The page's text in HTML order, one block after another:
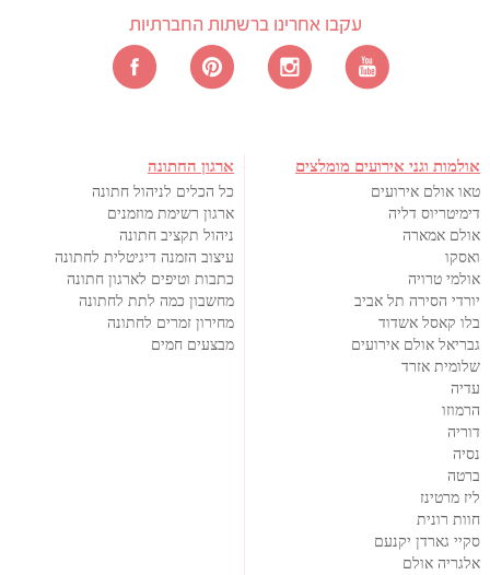
עקבו אחרינו ברשתות החברתיות
אולמות וגני אירועים מומלצים
טאו אולם אירועים
דימיטריוס דליה
אולם אמארה
ואסקו
אולמי טרויה
יורדי הסירה תל אביב
בלו קאסל אשדוד
גבריאל אולם אירועים
שלומית אזרד
עדיה
הרמוזו
דוריה
נסיה
ברטה
ליז מרטינז
חוות רונית
סקיי גארדן יקנעם
אלגריה אולם
ארגון החתונה
כל הכלים לניהול חתונה
ארגון רשימת מוזמנים
ניהול תקציב חתונה
עיצוב הזמנה דיגיטלית לחתונה
כתבות וטיפים לארגון חתונה
מחשבון כמה לתת לחתונה
מחירון זמרים לחתונה
מבצעים חמים